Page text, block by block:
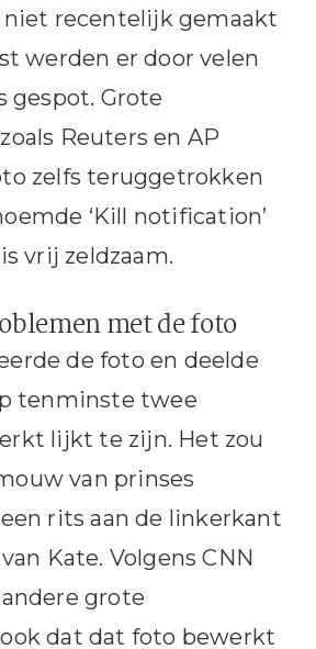
recentelijk gemaakt
werden er door velen
gespot. Grote
Reuters en AP
zelfs teruggetrokken
‘Kill notification’
vrij zeldzaam.
met de foto
de foto en deelde
tenminste twee
lijkt te zijn. Het zou
van prinses
rits aan de linkerkant
Kate. Volgens CNN
grote
dat dat foto bewerkt